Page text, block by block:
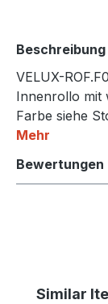
Beschreibung
VELUX-
Innenrollo mit
Farbe siehe
Mehr
Bewertungen
Similar